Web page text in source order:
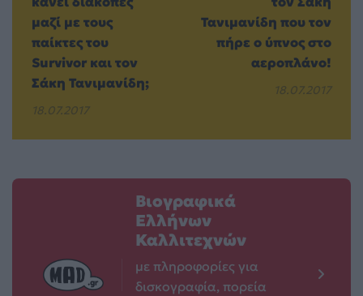
μαζί με τους
παίκτες του
Survivor και τον
Σάκη Τανιμανίδη;
18.07.2017
Τανιμανίδη που τον
πήρε ο ύπνος στο
αεροπλάνο!
18.07.2017
Βιογραφικά
Ελλήνων
Καλλιτεχνών
με πληροφορίες για
δισκογραφία, πορεία